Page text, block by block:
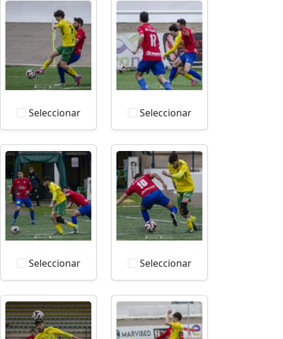
Seleccionar Seleccionar
Seleccionar Seleccionar